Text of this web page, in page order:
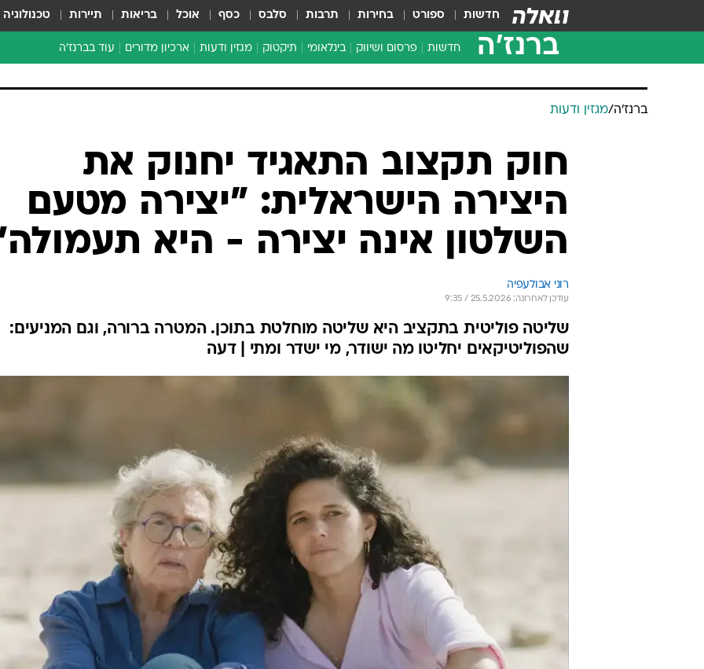
חדשות ספורט בחירות תרבות סלבס כסף אוכל בריאות תיירות טכנולוגיה
ברנז'ה חדשות פרסום ושיווק בינלאומי תיקטוק מגזין ודעות ארכיון מדורים עוד בברנז'ה
ברנז'ה/מגזין ודעות
חוק תקצוב התאגיד יחנוק את
היצירה הישראלית: "יצירה מטעם
השלטון אינה יצירה - היא
רוני אבולעפיה
עודכן לאחרונה: 25.5.2026 / 9:35
שליטה פוליטית בתקציב היא שליטה מוחלטת בתוכן. המטרה ברורה, וגם המניעים:
שהפוליטיקאים יחליטו מה ישודר, מי ישדר ומתי | דעה